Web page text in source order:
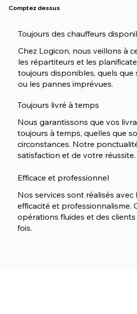
Comptez dessus
Toujours des chauffeurs
Chez Logicon, nous veillons à
les répartiteurs et les
toujours disponibles, quels que
ou les pannes imprévues.
Toujours livré à temps
Nous garantissons que vos
toujours à temps, quelles que
circonstances. Notre
satisfaction et de votre réussite.
Efficace et professionnel
Nos services sont réalisés avec
efficacité et professionnalisme.
opérations fluides et des clients
fois.